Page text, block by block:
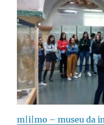
m|i|mo – museu da